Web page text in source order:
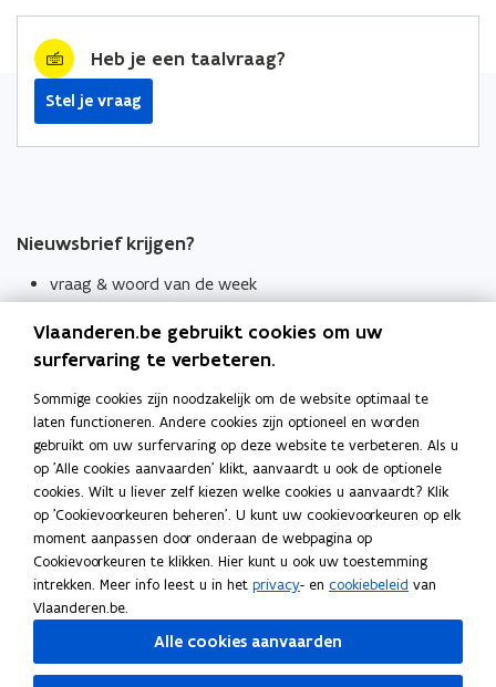
Heb je een taalvraag?
Stel je vraag
Nieuwsbrief krijgen?
vraag & woord van de week
Schrijf je in
Thema's
Taaladviezen
Spellingregels
Tips voor duidelijke taal
Bekijk ook
Spellingtests
Boek- en webwijzer
Vlaanderen.be gebruikt cookies om uw
surfervaring te verbeteren.
Sommige cookies zijn noodzakelijk om de website optimaal te
laten functioneren. Andere cookies zijn optioneel en worden
gebruikt om uw surfervaring op deze website te verbeteren. Als u
op 'Alle cookies aanvaarden' klikt, aanvaardt u ook de optionele
cookies. Wilt u liever zelf kiezen welke cookies u aanvaardt? Klik
op 'Cookievoorkeuren beheren'. U kunt uw cookievoorkeuren op elk
moment aanpassen door onderaan de webpagina op
Cookievoorkeuren te klikken. Hier kunt u ook uw toestemming
intrekken. Meer info leest u in het privacy- en cookiebeleid van
Vlaanderen.be.
Alle cookies aanvaarden